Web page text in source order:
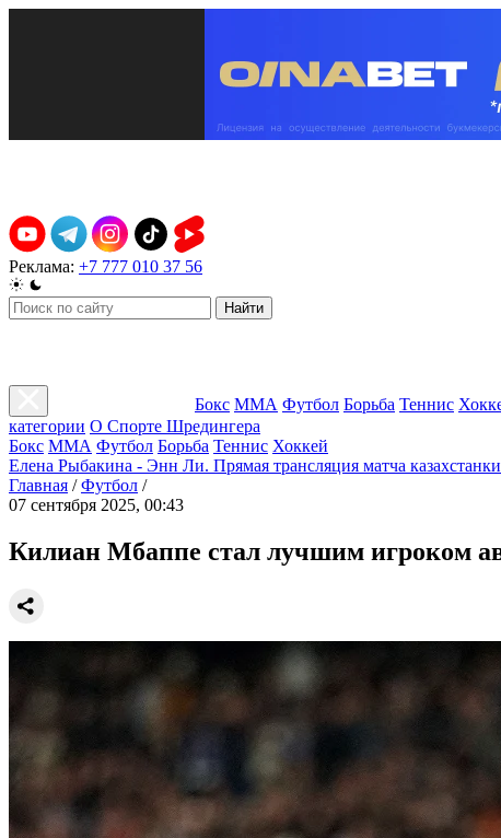
Реклама: +7 777 010 37 56
Найти
Бокс ММА Футбол Борьба Теннис
категории О Спорте Шредингера
Бокс ММА Футбол Борьба Теннис Хоккей
Елена Рыбакина - Энн Ли. Прямая трансляция матча
Главная / Футбол /
07 сентября 2025, 00:43
Килиан Мбаппе стал лучшим игроком